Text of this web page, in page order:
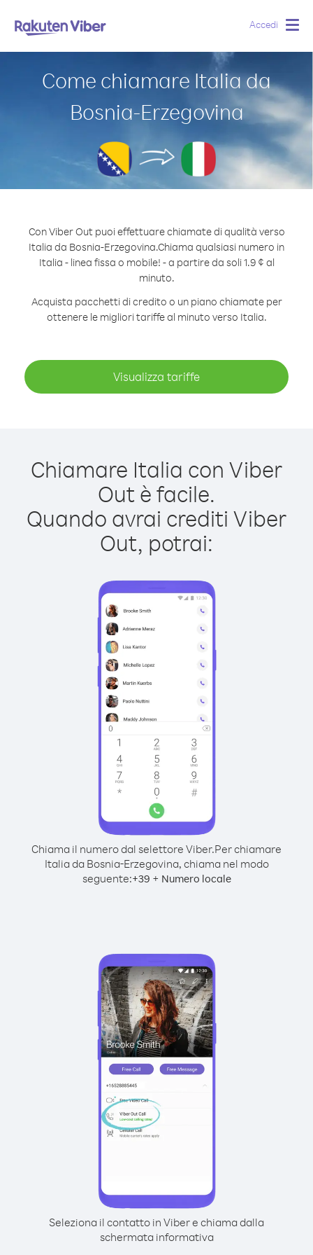
Accedi
Come chiamare Italia da
Bosnia-Erzegovina
Con Viber Out puoi effettuare chiamate di qualità verso
Italia da Bosnia-Erzegovina.Chiama qualsiasi numero in
Italia - linea fissa o mobile! - a partire da soli 1.9 ¢ al
minuto.
Acquista pacchetti di credito o un piano chiamate per
ottenere le migliori tariffe al minuto verso Italia.
Visualizza tariffe
Chiamare Italia con Viber
Out è facile.
Quando avrai crediti Viber
Out, potrai:
Chiama il numero dal selettore Viber.Per chiamare
Italia da Bosnia-Erzegovina, chiama nel modo
seguente:+39 + Numero locale
Seleziona il contatto in Viber e chiama dalla
schermata informativa